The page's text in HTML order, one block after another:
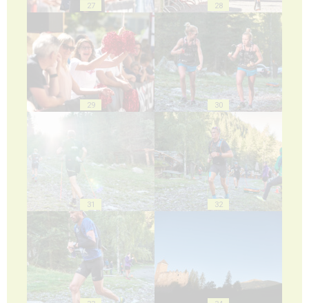
27 28
29 30
31 32